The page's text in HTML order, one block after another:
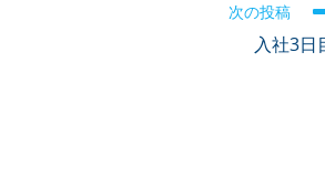
次の投稿
入社3日